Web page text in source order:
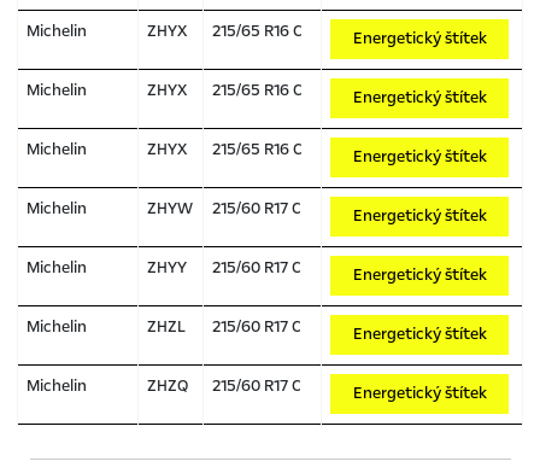
Michelin ZHYX 215/65 R16 C Energetický štítek
Michelin ZHYX 215/65 R16 C Energetický štítek
Michelin ZHYX 215/65 R16 C Energetický štítek
Michelin ZHYW 215/60 R17 C Energetický štítek
Michelin ZHYY 215/60 R17 C Energetický štítek
Michelin ZHZL 215/60 R17 C Energetický štítek
Michelin ZHZQ 215/60 R17 C Energetický štítek